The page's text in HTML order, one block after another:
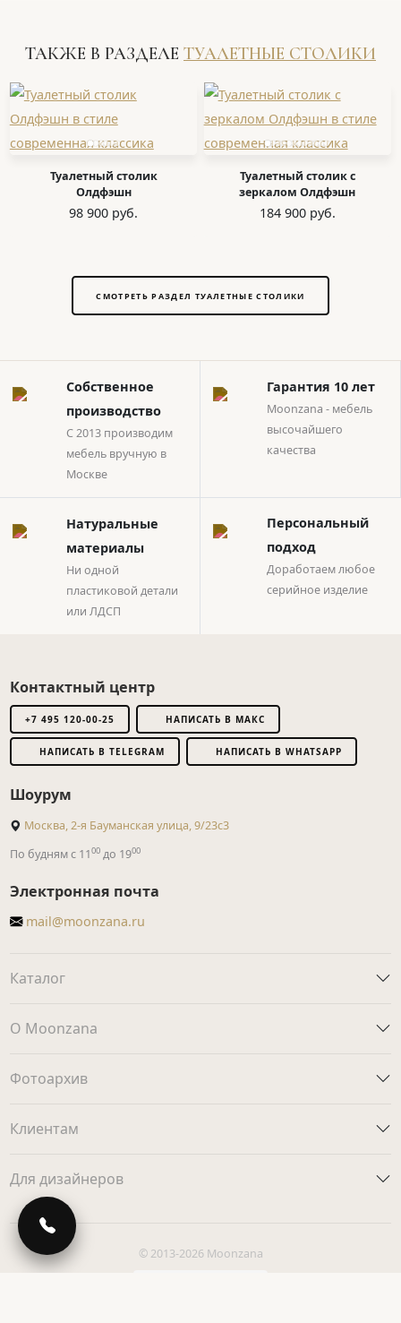
ТАКЖЕ В РАЗДЕЛЕ ТУАЛЕТНЫЕ СТОЛИКИ
Туалетный столик
Олдфэшн
98 900 руб.
Туалетный столик с
зеркалом Олдфэшн
184 900 руб.
СМОТРЕТЬ РАЗДЕЛ ТУАЛЕТНЫЕ СТОЛИКИ
Собственное
производство
С 2013 производим
мебель вручную в
Москве
Гарантия 10 лет
Moonzana - мебель
высочайшего
качества
Натуральные
материалы
Ни одной
пластиковой детали
или ЛДСП
Персональный
подход
Доработаем любое
серийное изделие
Контактный центр
+7 495 120-00-25 НАПИСАТЬ В МАКС
НАПИСАТЬ В TELEGRAM НАПИСАТЬ В WHATSAPP
Шоурум
Москва, 2-я Бауманская улица, 9/23с3
По будням с 1100до 1900
Электронная почта
mail@moonzana.ru
Каталог
О Moonzana
Фотоархив
Клиентам
Для дизайнеров
© 2013-2026 Moonzana